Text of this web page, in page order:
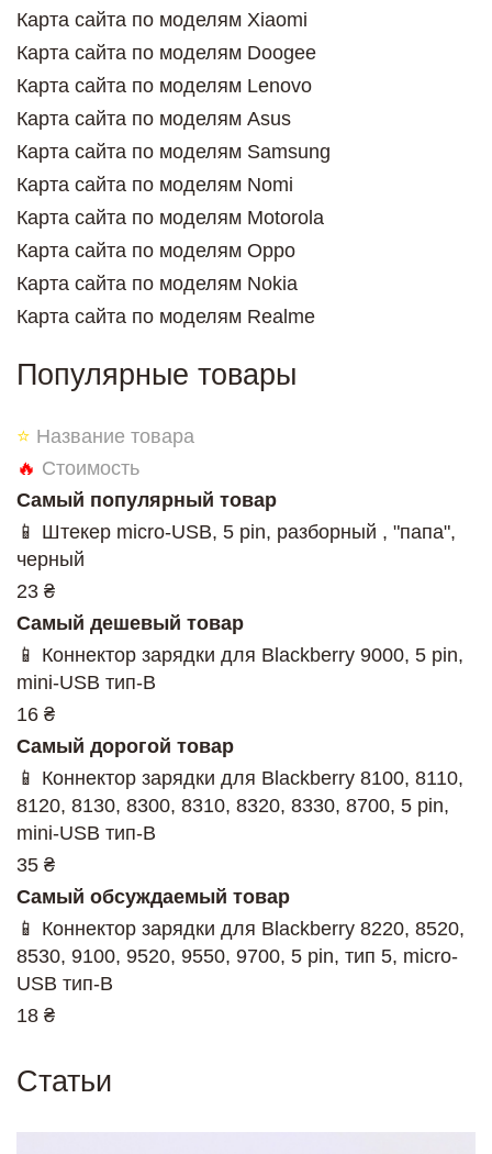
Карта сайта по моделям Xiaomi
Карта сайта по моделям Doogee
Карта сайта по моделям Lenovo
Карта сайта по моделям Asus
Карта сайта по моделям Samsung
Карта сайта по моделям Nomi
Карта сайта по моделям Motorola
Карта сайта по моделям Oppo
Карта сайта по моделям Nokia
Карта сайта по моделям Realme
Популярные товары
⭐ Название товара
🔥 Стоимость
Самый популярный товар
📱 Штекер micro-USB, 5 pin, разборный , "папа",
черный
23 ₴
Самый дешевый товар
📱 Коннектор зарядки для Blackberry 9000, 5 pin,
mini-USB тип-B
16 ₴
Самый дорогой товар
📱 Коннектор зарядки для Blackberry 8100, 8110,
8120, 8130, 8300, 8310, 8320, 8330, 8700, 5 pin,
mini-USB тип-B
35 ₴
Самый обсуждаемый товар
📱 Коннектор зарядки для Blackberry 8220, 8520,
8530, 9100, 9520, 9550, 9700, 5 pin, тип 5, micro-
USB тип-B
18 ₴
Статьи